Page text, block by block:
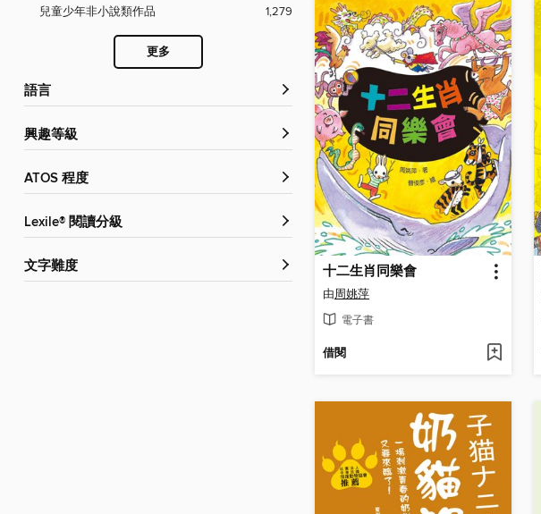
兒童少年非小說類作品
1,279
更多
語言
興趣等級
ATOS 程度
Lexile® 閱讀分級
文字難度 十二生肖同樂會
由周姚萍
電子書
借閱